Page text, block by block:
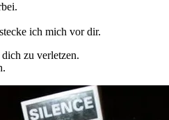
ich mich vor dir.
zu verletzen.